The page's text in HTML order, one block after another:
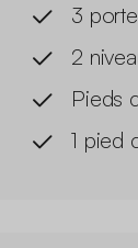
3
2
Pieds
1 pied